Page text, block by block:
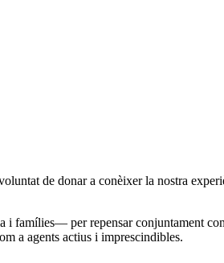
de donar a conèixer la nostra
per repensar conjuntament
a agents actius i imprescindibles.